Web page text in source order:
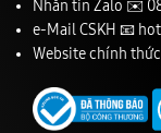
Nhắn tin Zalo ✉️
e-Mail CSKH 📧
Website chính thức